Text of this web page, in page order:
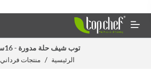
توب شيف حلة مدورة - 16سم
الرئيسية / منتجات فرداني